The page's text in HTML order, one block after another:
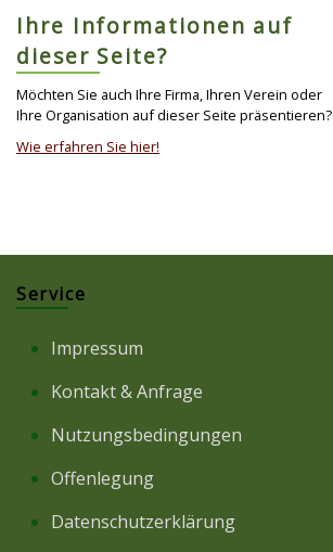
Ihre Informationen auf
dieser Seite?
Möchten Sie auch Ihre Firma, Ihren Verein oder
Ihre Organisation auf dieser Seite präsentieren?
Wie erfahren Sie hier!
Service
Impressum
Kontakt & Anfrage
Nutzungsbedingungen
Offenlegung
Datenschutzerklärung